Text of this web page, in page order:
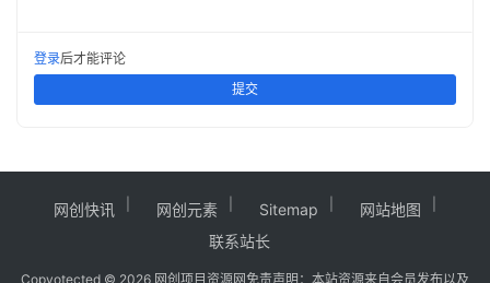
登录后才能评论
提交
网创快讯 网创元素 Sitemap
网站地图
联系站长
Copyotected © 2026 网创项目资源网 免责声明：本站资源来自会员发布以及